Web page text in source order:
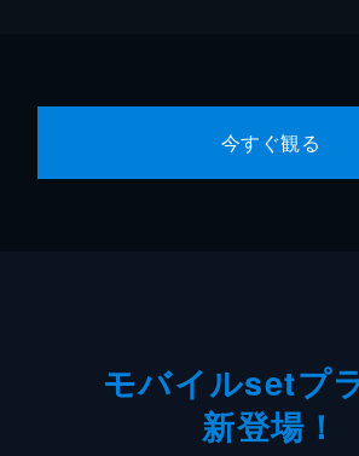
今すぐ観る
モバイルsetプ
新登場！